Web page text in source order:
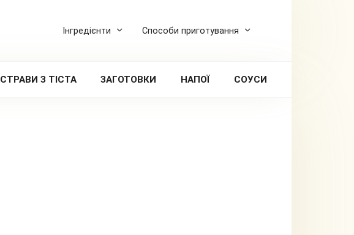
Інгредієнти Способи приготування
СТРАВИ З ТІСТА ЗАГОТОВКИ НАПОЇ СОУСИ